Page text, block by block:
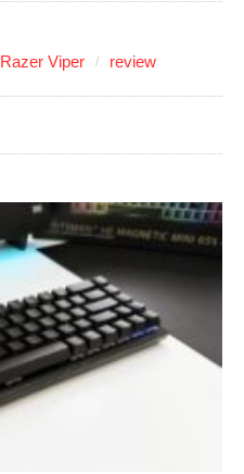
Razer Viper review